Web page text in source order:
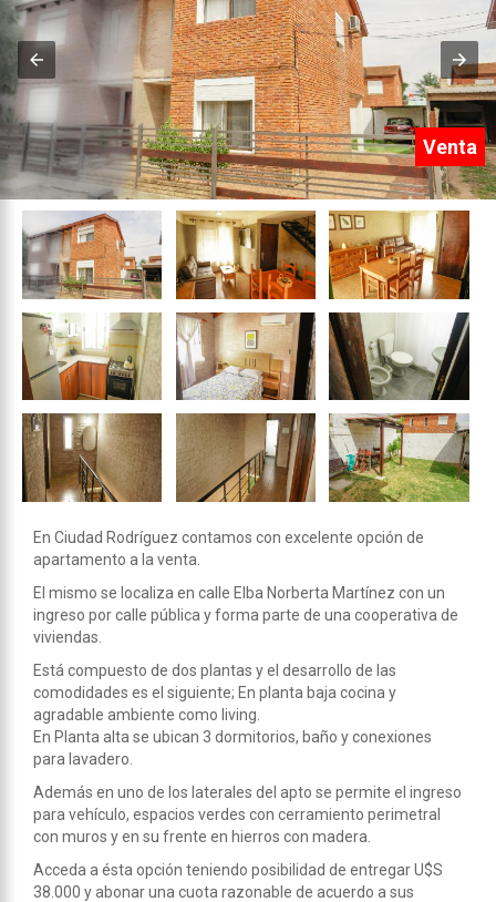
Venta
En Ciudad Rodríguez contamos con excelente opción de
apartamento a la venta.
El mismo se localiza en calle Elba Norberta Martínez con un
ingreso por calle pública y forma parte de una cooperativa de
viviendas.
Está compuesto de dos plantas y el desarrollo de las
comodidades es el siguiente; En planta baja cocina y
agradable ambiente como living.
En Planta alta se ubican 3 dormitorios, baño y conexiones
para lavadero.
Además en uno de los laterales del apto se permite el ingreso
para vehículo, espacios verdes con cerramiento perimetral
con muros y en su frente en hierros con madera.
Acceda a ésta opción teniendo posibilidad de entregar U$S
38.000 y abonar una cuota razonable de acuerdo a sus